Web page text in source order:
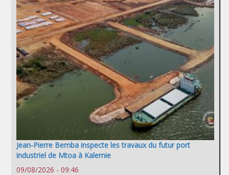
Jean-Pierre Bemba inspecte les travaux du futur port
industriel de Mtoa à Kalemie
09/08/2026 - 09:46